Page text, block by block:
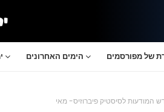
הימים האחרונים של מפורסמים
המודעות לסיסטיק פיברוזיס- מאי